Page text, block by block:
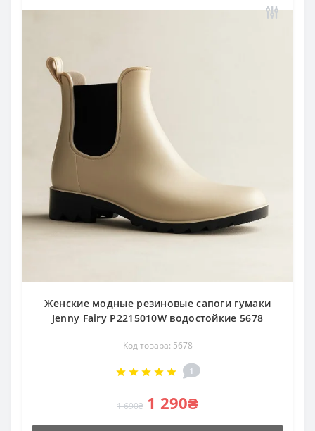
Женские модные резиновые сапоги гумаки
Jenny Fairy P2215010W водостойкие 5678
Код товара: 5678
1
1 690₴ 1 290₴